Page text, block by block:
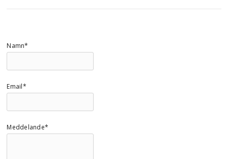
Namn*
Email*
Meddelande*